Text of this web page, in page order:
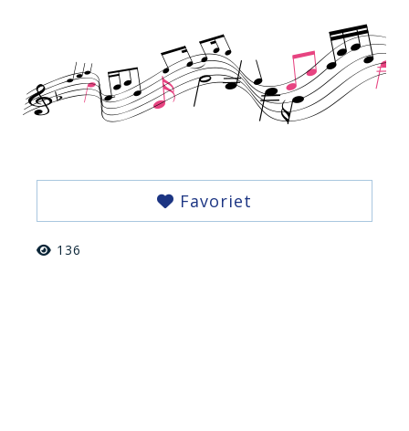
Favoriet
136